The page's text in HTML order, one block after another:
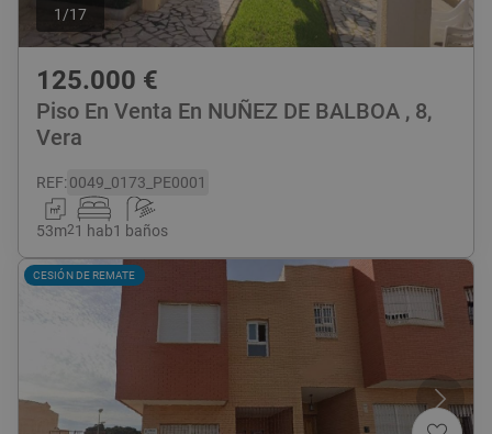
1 /17
125.000 €
Piso En Venta En NUÑEZ DE BALBOA , 8,
Vera
REF:0049_0173_PE0001
53m21 hab1 baños
CESIÓN DE REMATE